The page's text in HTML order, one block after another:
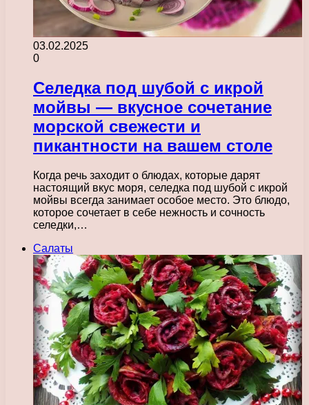
03.02.2025
0
Селедка под шубой с икрой
мойвы — вкусное сочетание
морской свежести и
пикантности на вашем столе
Когда речь заходит о блюдах, которые дарят
настоящий вкус моря, селедка под шубой с икрой
мойвы всегда занимает особое место. Это блюдо,
которое сочетает в себе нежность и сочность
селедки,…
Салаты